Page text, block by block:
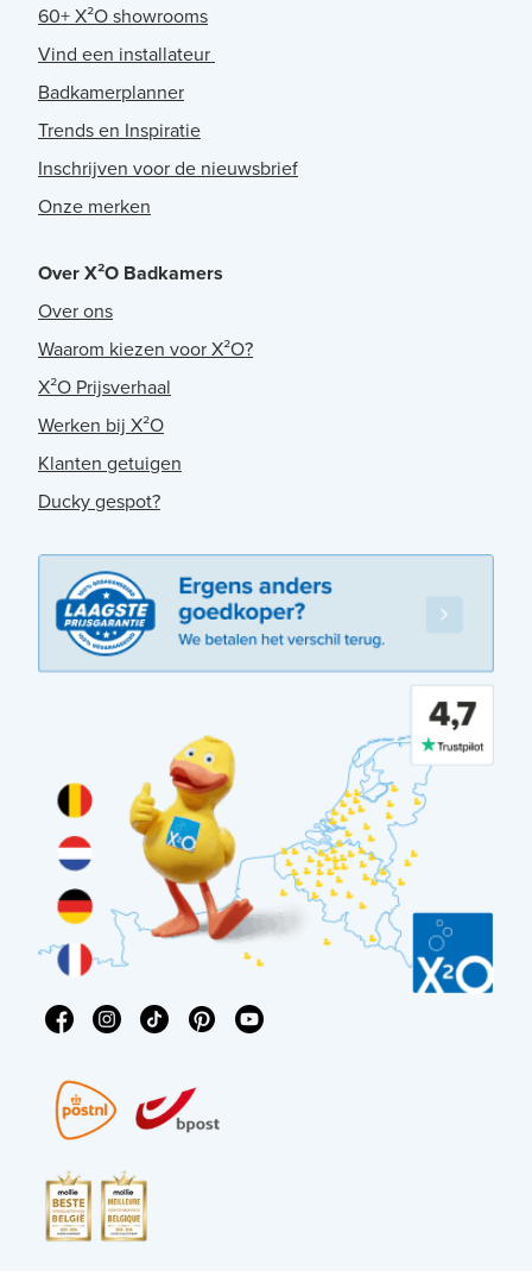
60+ X²O showrooms
Vind een installateur
Badkamerplanner
Trends en Inspiratie
Inschrijven voor de nieuwsbrief
Onze merken
Over X²O Badkamers
Over ons
Waarom kiezen voor X²O?
X²O Prijsverhaal
Werken bij X²O
Klanten getuigen
Ducky gespot?